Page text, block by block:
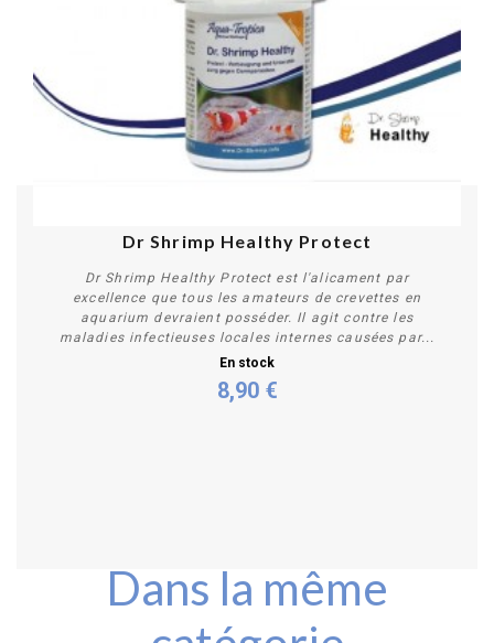
Dr Shrimp Healthy Protect
Dr Shrimp Healthy Protect est l'alicament par
excellence que tous les amateurs de crevettes en
aquarium devraient posséder. Il agit contre les
maladies infectieuses locales internes causées par...
En stock
8,90 €
Dans la même